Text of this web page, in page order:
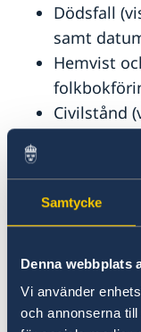
Samtycke
Denna webbplats
Vi använder
och annonserna
Dödsfall
samt
Hemvist
Civilstånd
gift med
Registrerat
Status